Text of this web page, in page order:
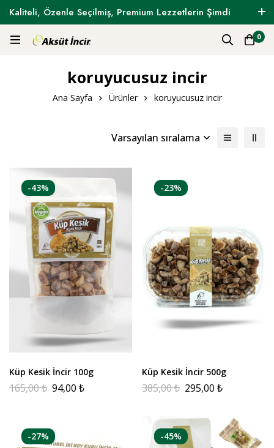
Kaliteli, Özenle Seçilmiş, Premium Lezzetlerin Şimdi
Tam Zamanı !
0
koruyucusuz incir
Ana Sayfa Ürünler koruyucusuz incir
Varsayılan sıralama
-43%
Küp Kesik İncir 100g
165,00₺ 94,00 ₺
-23%
Küp Kesik İncir 500g
385,00₺ 295,00 ₺
-27% -45%